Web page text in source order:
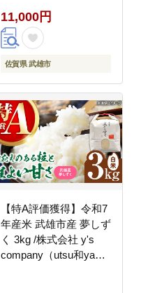
11,000円
佐賀県 武雄市
【特A評価獲得】令和7
年産米 武雄市産 夢しず
く 3kg /株式会社 y's
company（utsu和ya）